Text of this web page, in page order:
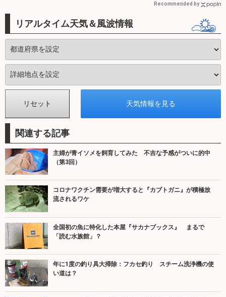
Recommended by
リアルタイム天気＆風波情報
関連する記事
主婦が青イソメを飼育してみた 不吉な予感がついに的中
（第3回）
コロナワクチン需要が増大すると『カブトガニ』が積極放
流されるワケ
全国初の魚に特化した本屋『サカナブックス』 まるで
「読む水族館」？
年に1度の釣り具大掃除：フカセ釣り スチーム洗浄機の使
い道は？